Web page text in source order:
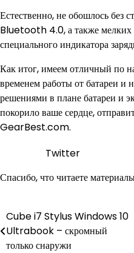
Естественно, не обошлось
Bluetooth 4.0, а также мелких
специального индикатора
Как итог, имеем отличный по
временем работы от батареи и
решениями в плане батареи и
покорило ваше сердце,
GearBest.com.
Twitter
Спасибо, что читаете
Навигация
по
Cube i7 Stylus Windows 10
Ultrabook – скромный
только снаружи